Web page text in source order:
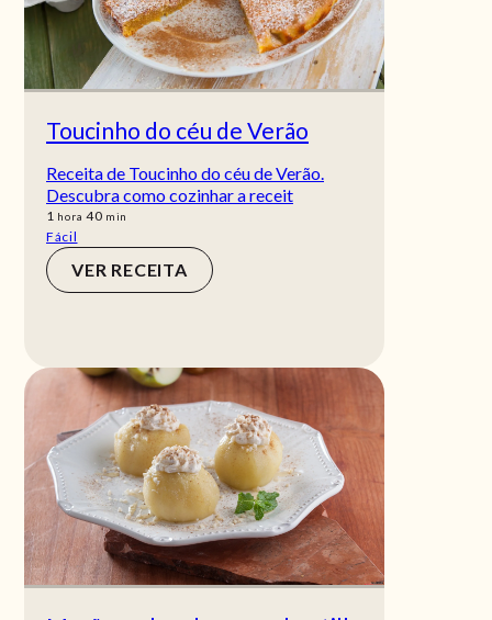
Toucinho do céu de Verão
Receita de Toucinho do céu de Verão.
Descubra como cozinhar a receit
1 hora
hora 40min
min
Fácil
VER RECEITA